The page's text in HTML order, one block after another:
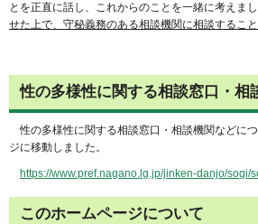
とを正直に話し、これからのことを一緒に考えまし
せた上で、守秘義務のある相談機関に相談すること
性の多様性に関する相談窓口・相
性の多様性に関する相談窓口・相談機関などに
ジに移動しました。
https://www.pref.nagano.lg.jp/jinken-danjo/sogi/
このホームページについて